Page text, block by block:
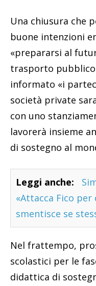
Una chiusura che
buone intenzioni
«prepararsi al
trasporto
informato «i
società private
con uno
lavorerà insieme
di sostegno al
Leggi anche:
«Attacca Fico per
smentisce se
Nel frattempo,
scolastici per le
didattica di